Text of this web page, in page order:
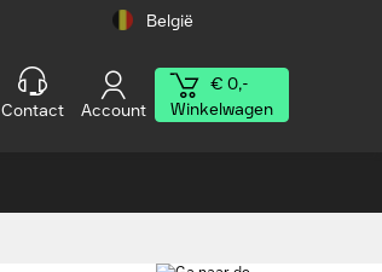
België
Contact Account
€ 0,-
Winkelwagen